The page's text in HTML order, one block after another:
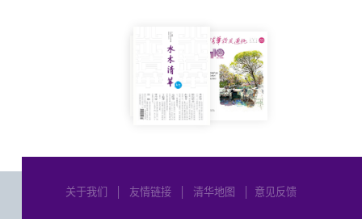
关于我们 友情链接 清华地图 意见反馈